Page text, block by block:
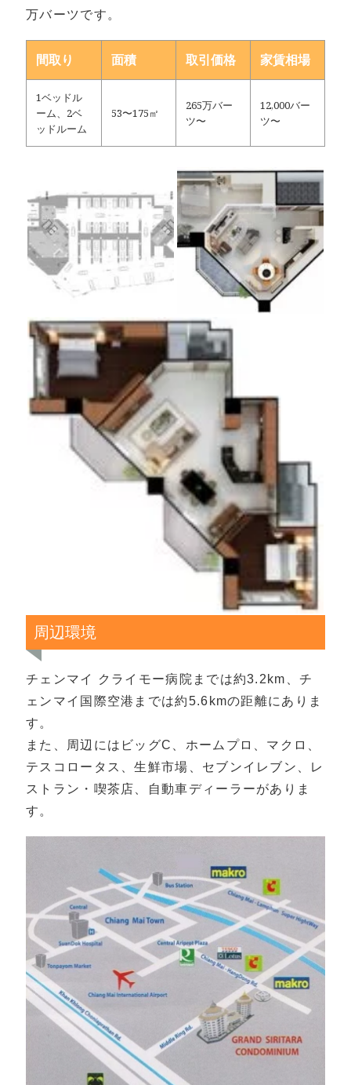
万バーツです。
間取り 面積 取引価格 家賃相場
1ベッドル
ーム、2ベ
ッドルーム
53〜175㎡
265万バー
ツ〜
12,000バー
ツ〜
周辺環境
チェンマイ クライモー病院までは約3.2km、チ
ェンマイ国際空港までは約5.6kmの距離にありま
す。
また、周辺にはビッグC、ホームプロ、マクロ、
テスコロータス、生鮮市場、セブンイレブン、レ
ストラン・喫茶店、自動車ディーラーがありま
す。